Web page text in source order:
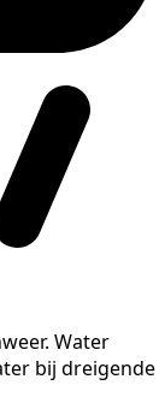
Water
bij dreigende